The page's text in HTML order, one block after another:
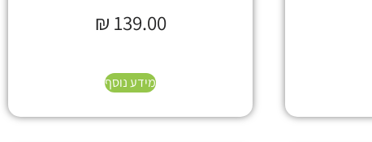
₪ 139.00
מידע נוסף